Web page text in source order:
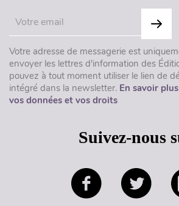
Votre adresse de messagerie est
envoyer les lettres d'information des
pouvez à tout moment utiliser le lien de
intégré dans la newsletter. En savoir
vos données et vos droits
Suivez-nous